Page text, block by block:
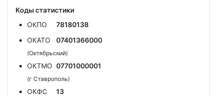
Коды статистики
ОКПО
78180138
ОКАТО
07401366000
(Октябрьский)
ОКТМО 07701000001
(г Ставрополь)
ОКФС 13